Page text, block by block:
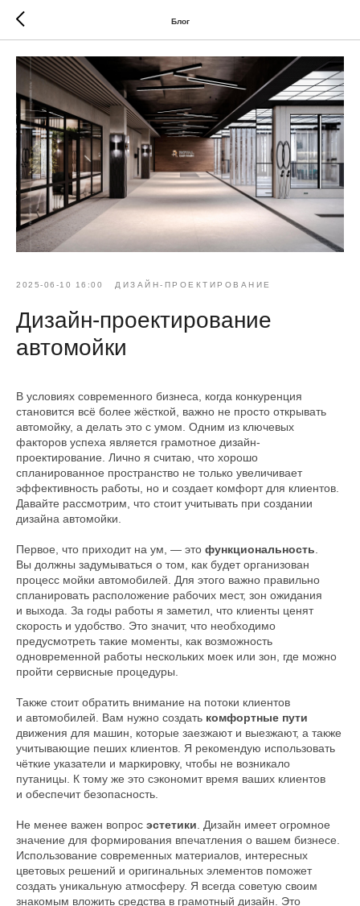
Блог
2025-06-10 16:00 ДИЗАЙН-ПРОЕКТИРОВАНИЕ
Дизайн-проектирование
автомойки
В условиях современного бизнеса, когда конкуренция
становится всё более жёсткой, важно не просто открывать
автомойку, а делать это с умом. Одним из ключевых
факторов успеха является грамотное дизайн-
проектирование. Лично я считаю, что хорошо
спланированное пространство не только увеличивает
эффективность работы, но и создает комфорт для клиентов.
Давайте рассмотрим, что стоит учитывать при создании
дизайна автомойки.
Первое, что приходит на ум, — это функциональность
Вы должны задумываться о том, как будет организован
процесс мойки автомобилей. Для этого важно правильно
спланировать расположение рабочих мест, зон ожидания
и выхода. За годы работы я заметил, что клиенты ценят
скорость и удобство. Это значит, что необходимо
предусмотреть такие моменты, как возможность
одновременной работы нескольких моек или зон, где можно
пройти сервисные процедуры.
Также стоит обратить внимание на потоки клиентов
и автомобилей. Вам нужно создать комфортные пути
движения для машин, которые заезжают и выезжают, а также
учитывающие пеших клиентов. Я рекомендую использовать
чёткие указатели и маркировку, чтобы не возникало
путаницы. К тому же это сэкономит время ваших клиентов
и обеспечит безопасность.
Не менее важен вопрос эстетики . Дизайн имеет огромное
значение для формирования впечатления о вашем бизнесе.
Использование современных материалов, интересных
цветовых решений и оригинальных элементов поможет
создать уникальную атмосферу. Я всегда советую своим
знакомым вложить средства в грамотный дизайн. Это